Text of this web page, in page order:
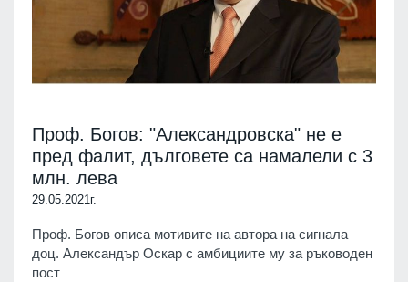
Проф. Богов: "Александровска" не е
пред фалит, дълговете са намалели с 3
млн. лева
29.05.2021г.
Проф. Богов описа мотивите на автора на сигнала
доц. Александър Оскар с амбициите му за ръководен
пост